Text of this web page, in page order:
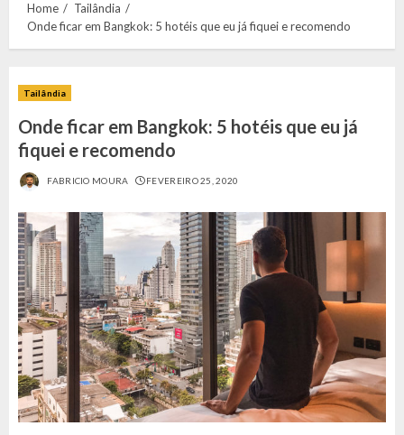
Home
Tailândia
Onde ficar em Bangkok: 5 hotéis que eu já fiquei e recomendo
Tailândia
Onde ficar em Bangkok: 5 hotéis que eu já
fiquei e recomendo
FABRICIO MOURA FEVEREIRO 25, 2020